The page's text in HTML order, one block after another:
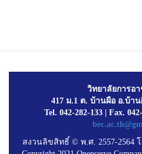
วิทยาลัยการอ
417 ม.1 ต. บ้านผือ อ.บ้า
Tel. 042-282-133 | Fax.
สงวนลิขสิทธิ์ © พ.ศ. 2557-2564